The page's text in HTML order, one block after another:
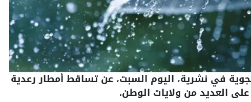
في نشرية، اليوم السبت، عن تساقط أمطار رعدية
العديد من ولايات الوطن.